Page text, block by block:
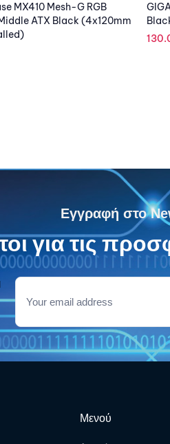
GLASS BLACK ATX
CC-
Εγγραφή στο
για τις
Μενού